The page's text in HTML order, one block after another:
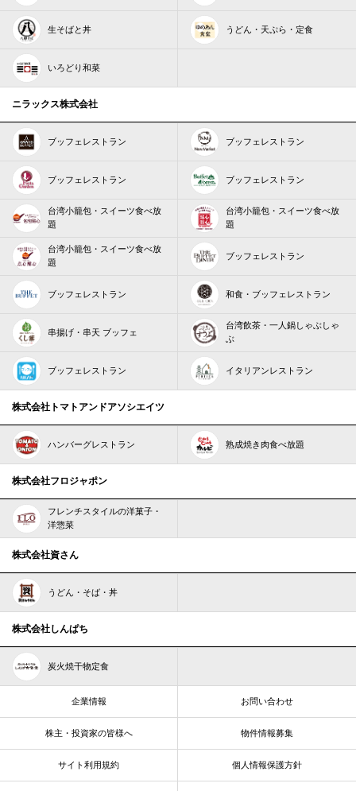
生そばと丼 うどん・天ぷら・定食
いろどり和菜
ニラックス株式会社
ブッフェレストラン ブッフェレストラン
ブッフェレストラン ブッフェレストラン
台湾小籠包・スイーツ食べ放
題
台湾小籠包・スイーツ食べ放
題
台湾小籠包・スイーツ食べ放
題
ブッフェレストラン
ブッフェレストラン 和食・ブッフェレストラン
串揚げ・串天 ブッフェ
台湾飲茶・一人鍋しゃぶしゃ
ぶ
ブッフェレストラン イタリアンレストラン
株式会社トマトアンドアソシエイツ
ハンバーグレストラン 熟成焼き肉食べ放題
株式会社フロジャポン
フレンチスタイルの洋菓子・
洋惣菜
株式会社資さん
うどん・そば・丼
株式会社しんぱち
炭火焼干物定食
企業情報 お問い合わせ
株主・投資家の皆様へ 物件情報募集
サイト利用規約 個人情報保護方針